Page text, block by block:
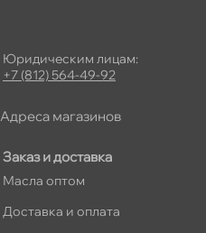
Заказ и доставка
Масла оптом
Доставка и оплата
Юридическим лицам:
+7 (812) 564-49-92
Адреса магазино